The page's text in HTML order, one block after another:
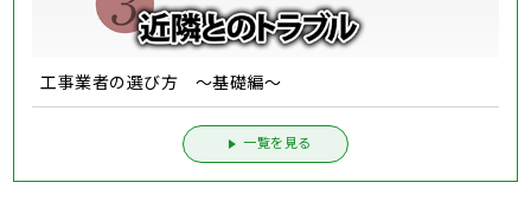
工事業者の選び方 ～基礎編～
一覧を見る